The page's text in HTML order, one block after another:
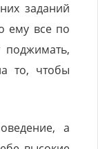
заданий
ему все по
то, чтобы
а